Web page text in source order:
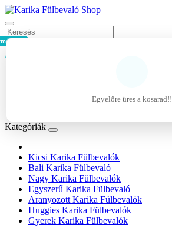
- 0Ft
Egyelőre üres a kosarad!!
Kategóriák
Kicsi Karika Fülbevalók
Bali Karika Fülbevaló
Nagy Karika Fülbevalók
Egyszerű Karika Fülbevaló
Aranyozott Karika Fülbevalók
Huggies Karika Fülbevalók
Gyerek Karika Fülbevalók